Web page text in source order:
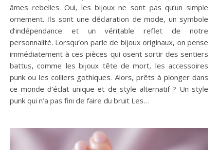
âmes rebelles. Oui, les bijoux ne sont pas qu’un simple
ornement. Ils sont une déclaration de mode, un symbole
d’indépendance et un véritable reflet de notre
personnalité. Lorsqu’on parle de bijoux originaux, on pense
immédiatement à ces pièces qui osent sortir des sentiers
battus, comme les bijoux tête de mort, les accessoires
punk ou les colliers gothiques. Alors, prêts à plonger dans
ce monde d’éclat unique et de style alternatif ? Un style
punk qui n’a pas fini de faire du bruit Les…